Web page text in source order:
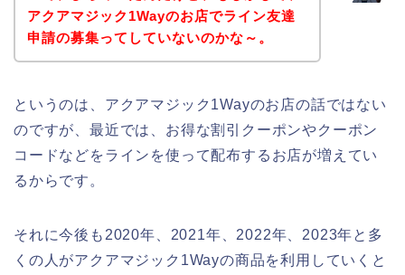
アクアマジック1Wayのお店でライン友達
申請の募集ってしていないのかな～。
というのは、アクアマジック1Wayのお店の話ではない
のですが、最近では、お得な割引クーポンやクーポン
コードなどをラインを使って配布するお店が増えてい
るからです。
それに今後も2020年、2021年、2022年、2023年と多
くの人がアクアマジック1Wayの商品を利用していくと